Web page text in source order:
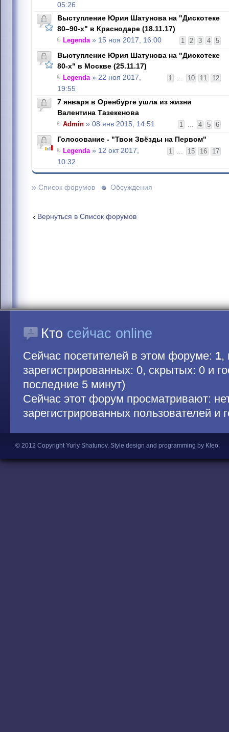
05:26
Выступление Юрия Шатунова на "Дискотеке
80–90-х" в Краснодаре (18.11.17)
1 2 3 4 5
Legenda» 15 ноя 2017, 16:00
Выступление Юрия Шатунова на "Дискотеке
80-х" в Москве (25.11.17)
1 ... 10 11 12
Legenda» 22 ноя 2017,
19:55
7 января в Оренбурге ушла из жизни
Валентина Тазекенова
1 ... 4 5 6
Admin » 08 янв 2015, 14:51
Голосование - "Твои Звёзды на Первом"
1 ... 15 16 17
Legenda» 12 окт 2017,
10:32
» Список форумов Обсуждения
Вернуться в Список форумов
Кто сейчас online
Сейчас посетителей в этом форуме: 1,
зарегистрированных: 0, скрытых: 0 и
последние 5 минут)
Сейчас этот форум просматривают:
зарегистрированных пользователей и
© 2012 Copyright Yuriy Shatunov. Style design and programming by Kleo.